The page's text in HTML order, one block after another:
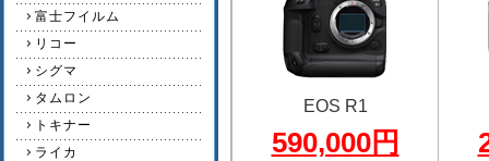
富士フイルム
リコー
シグマ
タムロン
トキナー
ライカ
EOS R1
590,000円